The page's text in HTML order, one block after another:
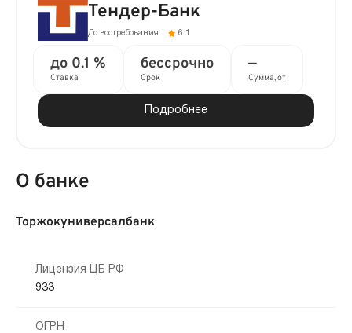
Тендер-Банк
До востребования 6.1
до 0.1 %
Ставка
бессрочно
Срок
—
Сумма, от
Подробнее
О банке
Торжокуниверсалбанк
Лицензия ЦБ РФ
933
ОГРН